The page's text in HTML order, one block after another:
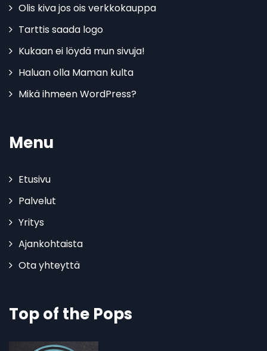
Olis kiva jos ois verkkokauppa
Tarttis saada logo
Kukaan ei löydä mun sivuja!
Haluan olla Maman kulta
Mikä ihmeen WordPress?
Menu
Etusivu
Palvelut
Yritys
Ajankohtaista
Ota yhteyttä
Top of the Pops